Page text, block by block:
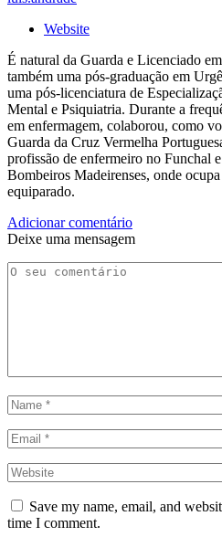
Website
É natural da Guarda e Licenciado
também uma pós-graduação em
uma pós-licenciatura de
Mental e Psiquiatria. Durante a
em enfermagem, colaborou, como
Guarda da Cruz Vermelha
profissão de enfermeiro no Funchal
Bombeiros Madeirenses, onde
equiparado.
Adicionar comentário
Deixe uma mensagem
Save my name, email, and
time I comment.